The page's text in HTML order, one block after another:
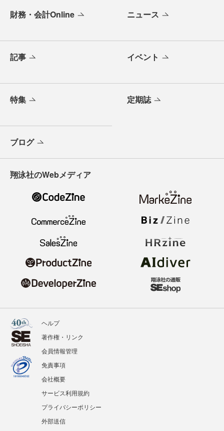
財務・会計Online ニュース
記事 イベント
特集 定期誌
ブログ
翔泳社のWebメディア
ヘルプ
著作権・リンク
会員情報管理
免責事項
会社概要
サービス利用規約
プライバシーポリシー
外部送信